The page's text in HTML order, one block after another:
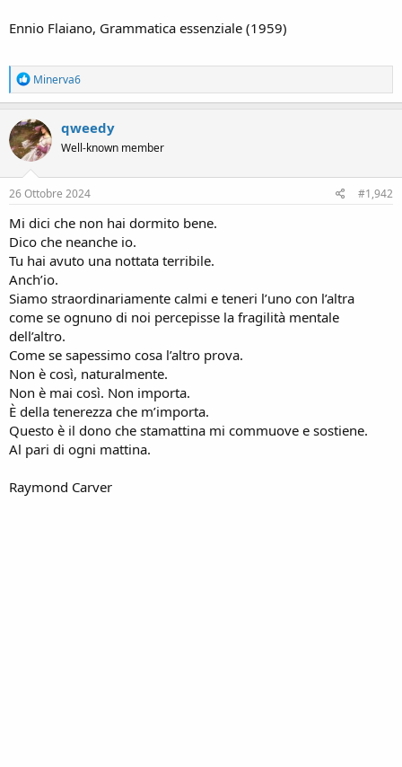
Ennio Flaiano, Grammatica essenziale (1959)
R
e
a
c
t
i
o
n
s
Minerva6
qweedy
Well-known member
26 Ottobre 2024 #1,942
Mi dici che non hai dormito bene.
Dico che neanche io.
Tu hai avuto una nottata terribile.
Anch’io.
Siamo straordinariamente calmi e teneri l’uno con l’altra
come se ognuno di noi percepisse la fragilità mentale
dell’altro.
Come se sapessimo cosa l’altro prova.
Non è così, naturalmente.
Non è mai così. Non importa.
È della tenerezza che m’importa.
Questo è il dono che stamattina mi commuove e sostiene.
Al pari di ogni mattina.
Raymond Carver